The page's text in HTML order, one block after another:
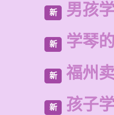
新 男孩
新 学琴
新 福州
新 孩子